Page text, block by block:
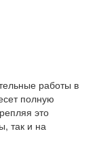
работы в
полную
это
так и на